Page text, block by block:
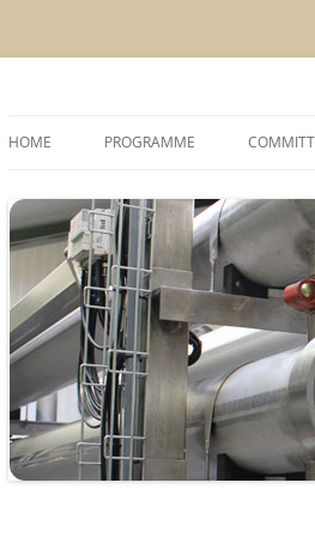
HOME PROGRAMME
POSTER SESSIONS
COMPANY VISITS